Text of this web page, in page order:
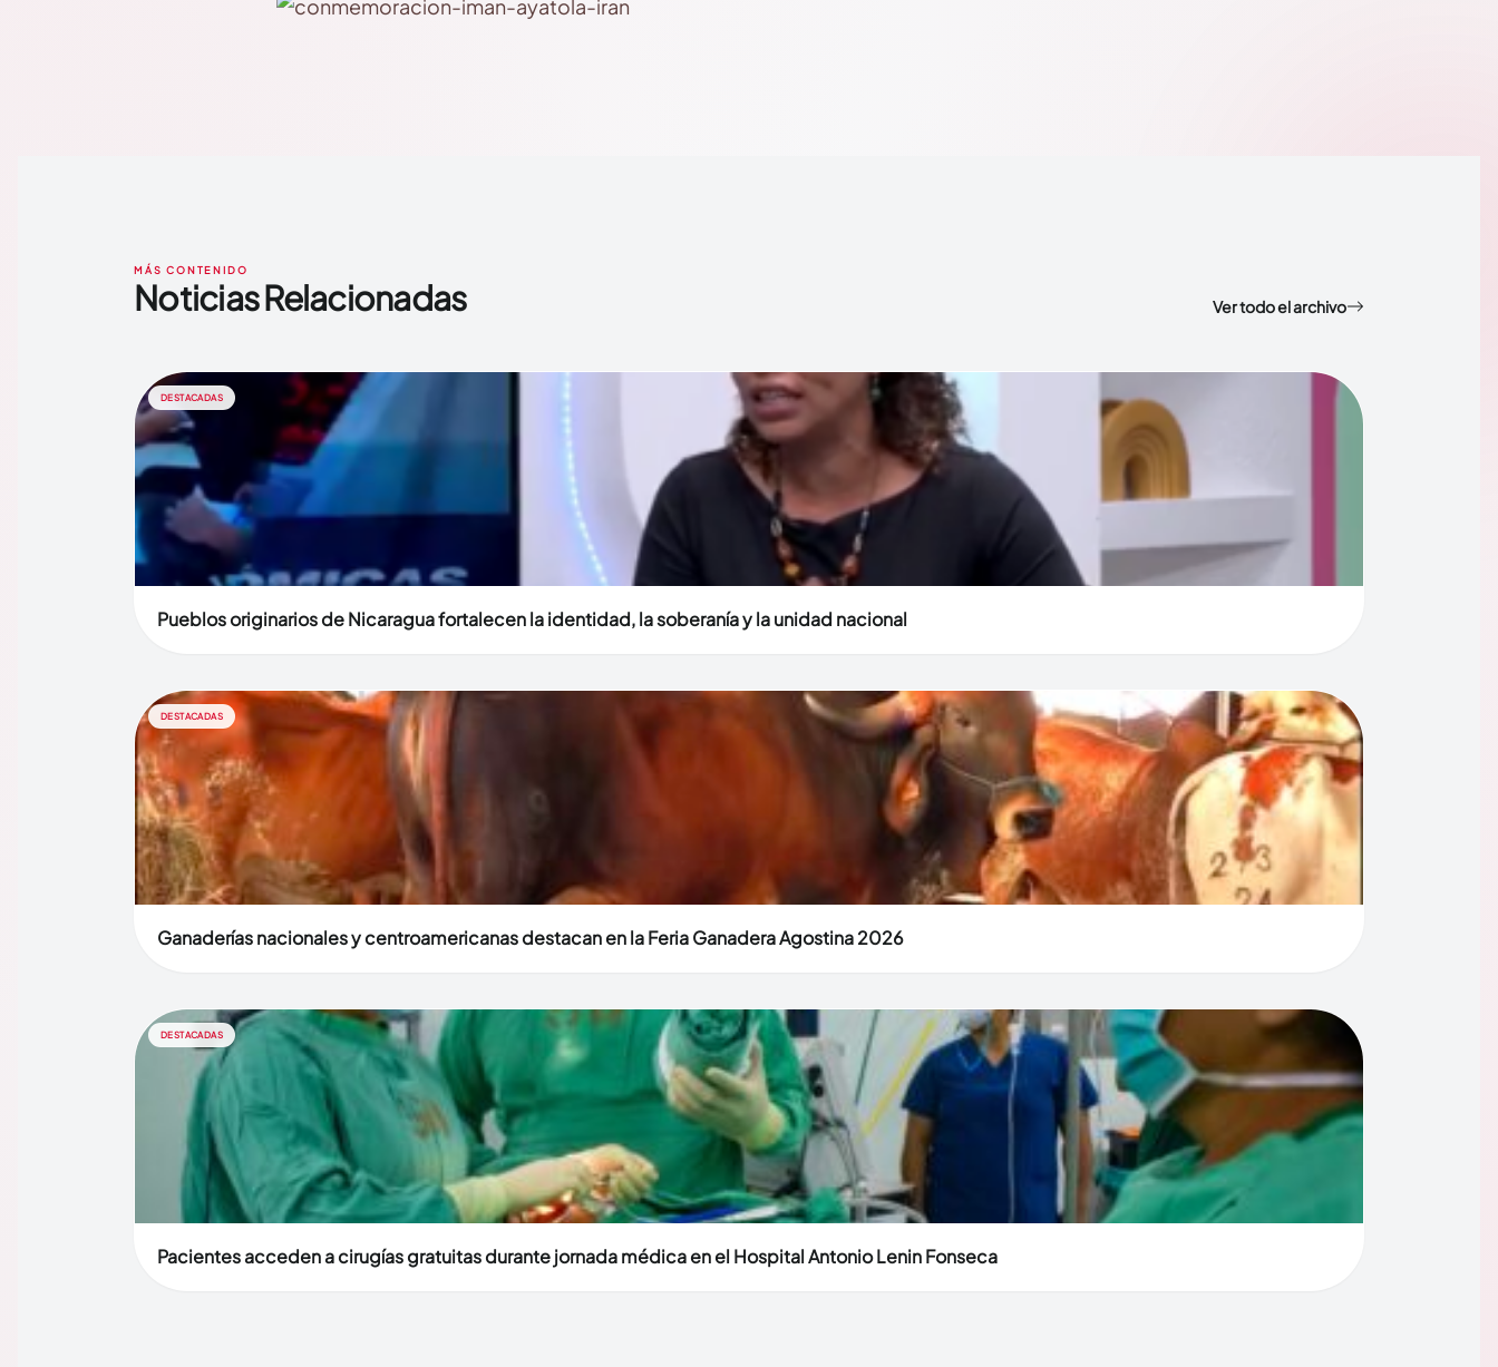
MÁS CONTENIDO
Noticias Relacionadas Ver todo el archivo
DESTACADAS
Pueblos originarios de Nicaragua fortalecen la identidad, la soberanía y la unidad nacional
DESTACADAS
Ganaderías nacionales y centroamericanas destacan en la Feria Ganadera Agostina 2026
DESTACADAS
Pacientes acceden a cirugías gratuitas durante jornada médica en el Hospital Antonio Lenin Fonseca